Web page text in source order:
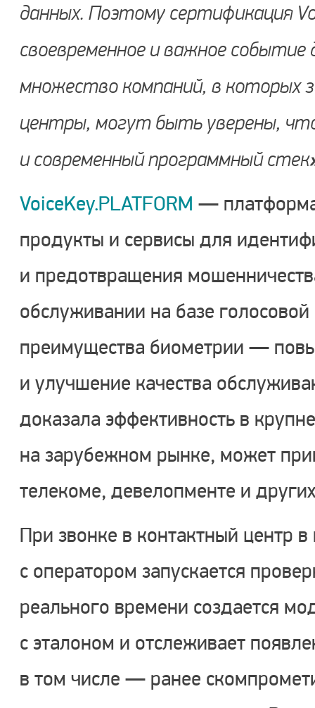
данных. Поэтому сертификация
своевременное и важное
множество компаний, в которых
центры, могут быть уверены,
и современный программный стек
VoiceKey.PLATFORM —
продукты и сервисы для
и предотвращения
обслуживании на базе
преимущества биометрии —
и улучшение качества
доказала эффективность в
на зарубежном рынке, может
телекоме, девелопменте и
При звонке в контактный центр
с оператором запускается
реального времени создается
с эталоном и отслеживает
в том числе — ранее